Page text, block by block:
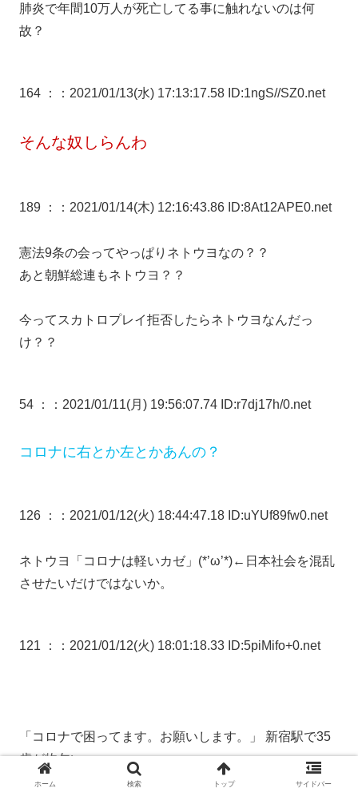
肺炎で年間10万人が死亡してる事に触れないのは何
故？
164 ： ：2021/01/13(水) 17:13:17.58 ID:1ngS//SZ0.net
そんな奴しらんわ
189 ： ：2021/01/14(木) 12:16:43.86 ID:8At12APE0.net
憲法9条の会ってやっぱりネトウヨなの？？
あと朝鮮総連もネトウヨ？？
今ってスカトロプレイ拒否したらネトウヨなんだっ
け？？
54 ： ：2021/01/11(月) 19:56:07.74 ID:r7dj17h/0.net
コロナに右とか左とかあんの？
126 ： ：2021/01/12(火) 18:44:47.18 ID:uYUf89fw0.net
ネトウヨ「コロナは軽いカゼ」(*’ω’*)←日本社会を混乱
させたいだけではないか。
121 ： ：2021/01/12(火) 18:01:18.33 ID:5piMifo+0.net
「コロナで困ってます。お願いします。」 新宿駅で35
歳が物乞い
https://hayabusa9.5ch.net/test/read.cgi/news/161043928
ホーム 検索 トップ サイドバー